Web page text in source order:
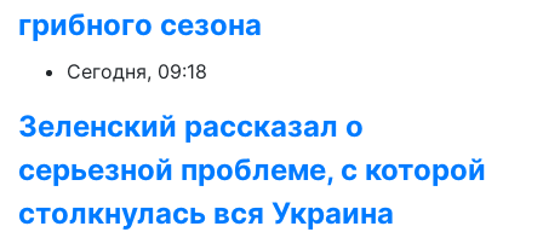
грибного сезона
Сегодня, 09:18
Зеленский рассказал о
серьезной проблеме, с которой
столкнулась вся Украина